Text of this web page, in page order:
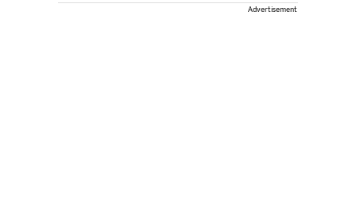
Advertisement